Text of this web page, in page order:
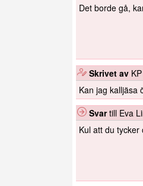
Det borde gå,
Skrivet av KP
Kan jag kalljäsa
Svartill Eva
Kul att du